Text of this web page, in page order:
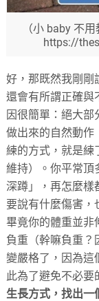
（小 baby 不
https://
好，那既然我剛剛
還會有所謂正確與
因很簡單：絕大
做出來的自然動作
練的方式，就是練
維持）。你平常頂
深蹲」，再怎麼樣
要說有什麼傷害，
畢竟你的體重並非
負重（幹嘛負重？
變嚴格了，因為這
此為了避免不必要
生長方式，找出一